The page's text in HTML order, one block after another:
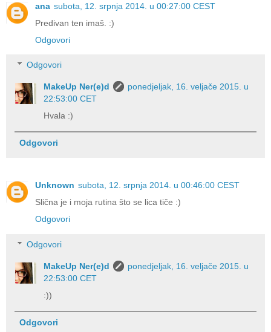
ana subota, 12. srpnja 2014. u 00:27:00 CEST
Predivan ten imaš. :)
Odgovori
Odgovori
MakeUp Ner(e)d
ponedjeljak, 16. veljače 2015. u
22:53:00 CET
Hvala :)
Odgovori
Unknown subota, 12. srpnja 2014. u 00:46:00 CEST
Slična je i moja rutina što se lica tiče :)
Odgovori
Odgovori
MakeUp Ner(e)d
ponedjeljak, 16. veljače 2015. u
22:53:00 CET
:))
Odgovori